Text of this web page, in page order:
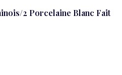
2 Porcelaine Blanc Fait